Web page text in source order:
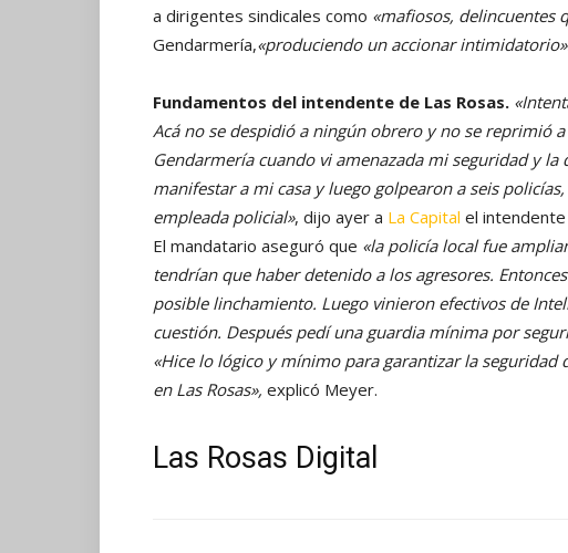
a dirigentes sindicales como «mafiosos, delincuentes
Gendarmería,«produciendo un accionar
Fundamentos del intendente de Las Rosas.
Acá no se despidió a ningún obrero y no se reprimió
Gendarmería cuando vi amenazada mi seguridad y
manifestar a mi casa y luego golpearon a seis
empleada policial», dijo ayer a La Capital el intendente
El mandatario aseguró que «la policía local fue
tendrían que haber detenido a los agresores.
posible linchamiento. Luego vinieron efectivos de
cuestión. Después pedí una guardia mínima por
«Hice lo lógico y mínimo para garantizar la
en Las Rosas», explicó Meyer.
Las Rosas Digital